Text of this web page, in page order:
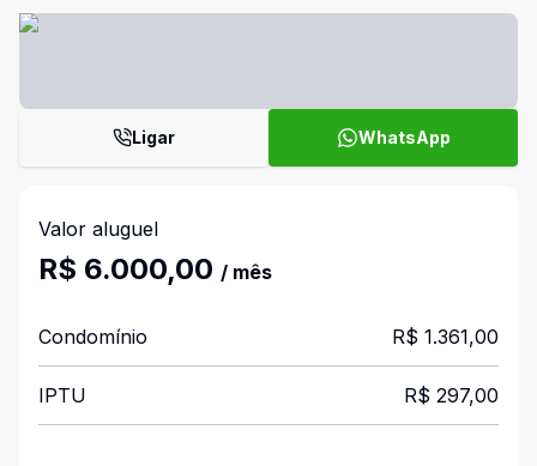
Ligar WhatsApp
Valor aluguel
R$ 6.000,00 / mês
Condomínio R$ 1.361,00
IPTU R$ 297,00